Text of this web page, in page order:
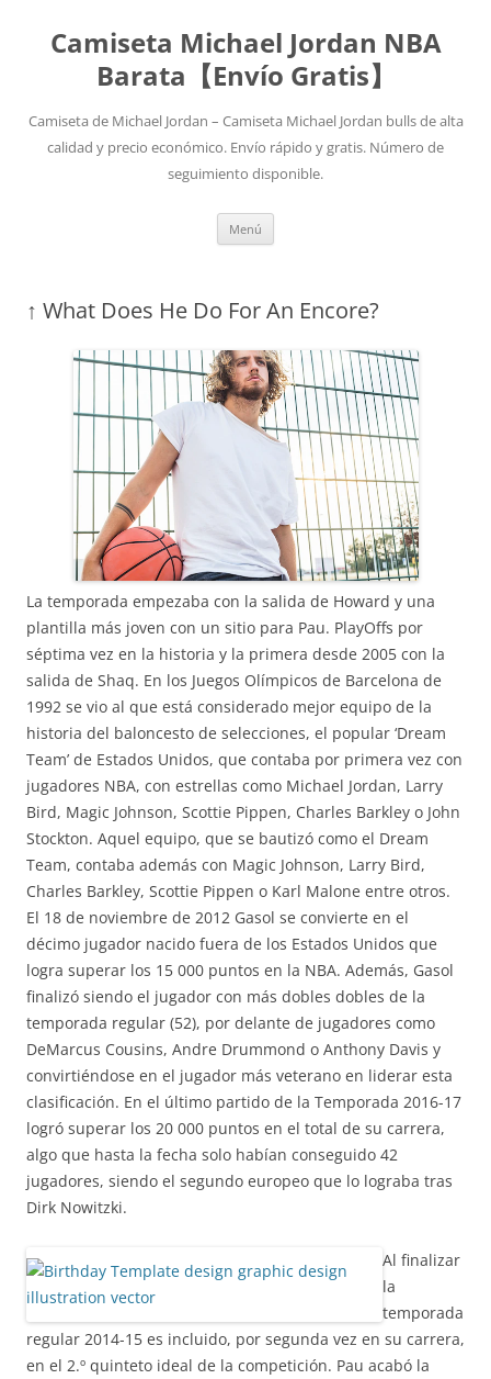
Camiseta Michael Jordan NBA
Barata【Envío Gratis】
Camiseta de Michael Jordan – Camiseta Michael Jordan bulls de alta
calidad y precio económico. Envío rápido y gratis. Número de
seguimiento disponible.
Menú
↑ What Does He Do For An Encore?
La temporada empezaba con la salida de Howard y una
plantilla más joven con un sitio para Pau. PlayOffs por
séptima vez en la historia y la primera desde 2005 con la
salida de Shaq. En los Juegos Olímpicos de Barcelona de
1992 se vio al que está considerado mejor equipo de la
historia del baloncesto de selecciones, el popular ‘Dream
Team’ de Estados Unidos, que contaba por primera vez con
jugadores NBA, con estrellas como Michael Jordan, Larry
Bird, Magic Johnson, Scottie Pippen, Charles Barkley o John
Stockton. Aquel equipo, que se bautizó como el Dream
Team, contaba además con Magic Johnson, Larry Bird,
Charles Barkley, Scottie Pippen o Karl Malone entre otros.
El 18 de noviembre de 2012 Gasol se convierte en el
décimo jugador nacido fuera de los Estados Unidos que
logra superar los 15 000 puntos en la NBA. Además, Gasol
finalizó siendo el jugador con más dobles dobles de la
temporada regular (52), por delante de jugadores como
DeMarcus Cousins, Andre Drummond o Anthony Davis y
convirtiéndose en el jugador más veterano en liderar esta
clasificación. En el último partido de la Temporada 2016-17
logró superar los 20 000 puntos en el total de su carrera,
algo que hasta la fecha solo habían conseguido 42
jugadores, siendo el segundo europeo que lo lograba tras
Dirk Nowitzki.
Al finalizar
la
temporada
regular 2014-15 es incluido, por segunda vez en su carrera,
en el 2.º quinteto ideal de la competición. Pau acabó la